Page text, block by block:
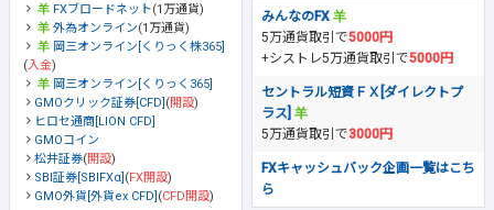
FXブロードネット(1万通貨)
外為オンライン(1万通貨)
岡三オンライン[くりっく株365]
(入金)
岡三オンライン[くりっく365]
GMOクリック証券[CFD] (開設)
ヒロセ通商[LION CFD]
GMOコイン
松井証券(開設)
SBI証券[SBIFXα] (FX開設)
GMO外貨[外貨ex CFD] (CFD開設)
みんなのFX
5万通貨取引で5000円
+シストレ5万通貨取引で5000円
セントラル短資ＦＸ[ダイレクトプ
ラス]
5万通貨取引で3000円
FXキャッシュバック企画一覧はこち
ら